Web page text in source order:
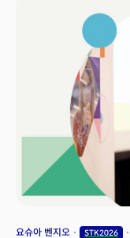
요슈아 벤지오 STK2026